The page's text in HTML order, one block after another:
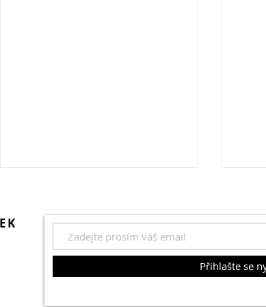
Kompaktní RGB světla v
Přihlašte se